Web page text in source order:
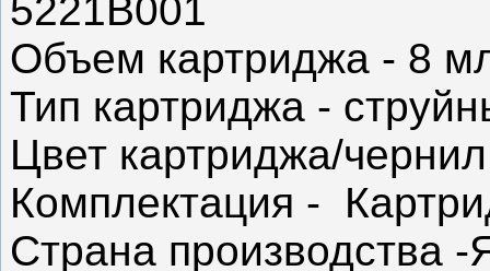
5221B001
Объем картриджа - 8
Тип картриджа -
Цвет картриджа/
Комплектация -
Страна производства -